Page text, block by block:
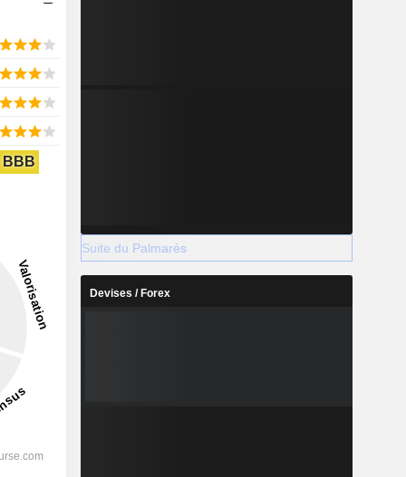
BBB
Suite du Palmarès
Devises / Forex